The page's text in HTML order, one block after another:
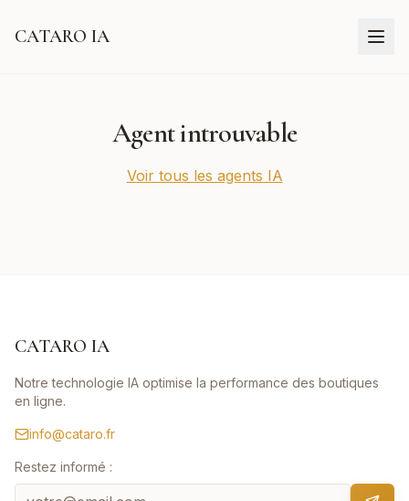
CATARO IA
Agent introuvable
Voir tous les agents IA
CATARO IA
Notre technologie IA optimise la performance des boutiques
en ligne.
info@cataro.fr
Restez informé :